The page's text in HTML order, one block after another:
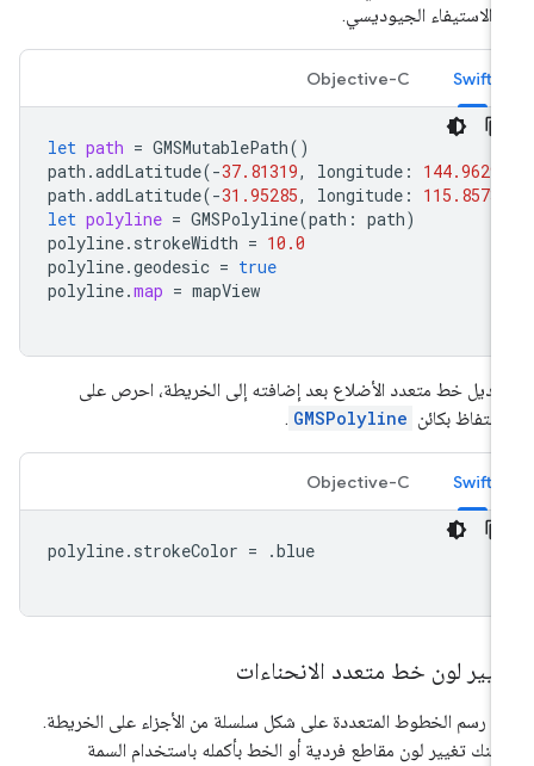
الاستيفاء الجيوديسي.
Swift
Objective-C
let path = GMSMutablePath
path.addLatitude(- 37.81319, longitude :
path.addLatitude( -31.95285, longitude :
let polyline = GMSPolyline(path: path
polyline.strokeWidth = 10.0
polyline.geodesic = true
polyline. map = mapView
خط متعدد الأضلاع بعد إضافته إلى الخريطة، احرص على
بكائن GMSPolyline
.
Swift
Objective-C
polyline.strokeColor = .blue
لون خط متعدد الانحناءات
رسم الخطوط المتعددة على شكل سلسلة من الأجزاء على الخريطة.
تغيير لون مقاطع فردية أو الخط بأكمله باستخدام السمة